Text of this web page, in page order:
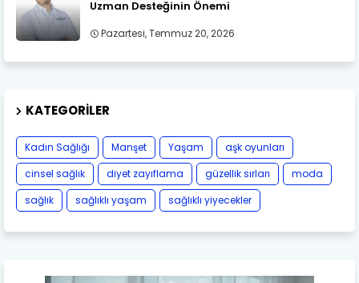
Uzman Desteğinin Önemi
Pazartesi, Temmuz 20, 2026
KATEGORILER
Kadın Sağlığı Manşet Yaşam
aşk oyunları
cinsel sağlık
diyet zayıflama güzellik sırları
moda
sağlık
sağlıklı yaşam sağlıklı yiyecekler